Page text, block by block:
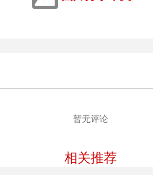
暂无评论
相关推荐